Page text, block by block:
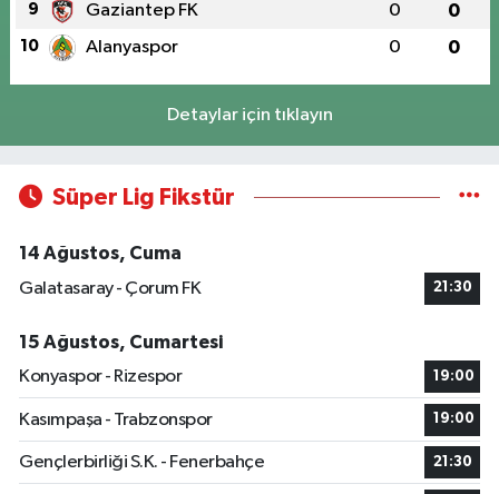
9 Gaziantep FK 0 0
10 Alanyaspor 0 0
Detaylar için tıklayın
Süper Lig Fikstür
14 Ağustos, Cuma
Galatasaray - Çorum FK
21:30
15 Ağustos, Cumartesi
Konyaspor - Rizespor
19:00
Kasımpaşa - Trabzonspor 19:00
Gençlerbirliği S.K. - Fenerbahçe 21:30